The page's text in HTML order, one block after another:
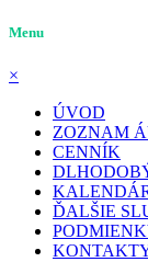
Menu
×
ÚVOD
ZOZNAM
CENNÍK
ĎALŠIE